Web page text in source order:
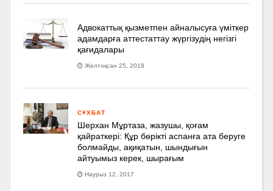
Адвокаттық қызметпен айналысуға үмiткер
адамдарға аттестаттау жүргізудің негізгі
қағидалары
Желтоқсан 25, 2018
СҰХБАТ
Шерхан Мұртаза, жазушы, қоғам
қайраткері: Құр бөрікті аспанға ата беруге
болмайды, ақиқатын, шындығын
айтуымыз керек, шырағым
Наурыз 12, 2017